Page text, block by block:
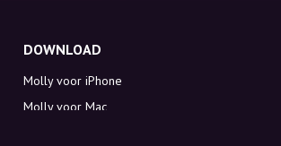
DOWNLOAD
Molly voor iPhone
Molly voor Mac